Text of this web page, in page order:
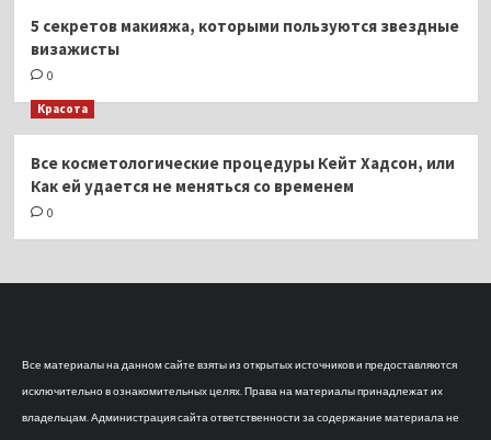
5 секретов макияжа, которыми пользуются звездные
визажисты
0
Красота
Все косметологические процедуры Кейт Хадсон, или
Как ей удается не меняться со временем
0
Все материалы на данном сайте взяты из открытых источников и предоставляются
исключительно в ознакомительных целях. Права на материалы принадлежат их
владельцам. Администрация сайта ответственности за содержание материала не